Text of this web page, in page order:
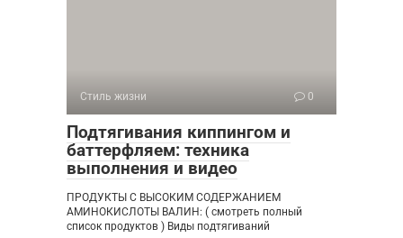
Стиль жизни 0
Подтягивания киппингом и
баттерфляем: техника
выполнения и видео
ПРОДУКТЫ С ВЫСОКИМ СОДЕРЖАНИЕМ
АМИНОКИСЛОТЫ ВАЛИН: ( смотреть полный
список продуктов ) Виды подтягиваний